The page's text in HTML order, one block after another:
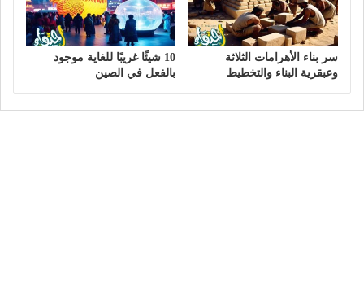
سر بناء الأهرامات الثلاثة
وعبقرية البناء والتخطيط
10 شيئًا غريبًا للغاية موجود
بالفعل في الصين